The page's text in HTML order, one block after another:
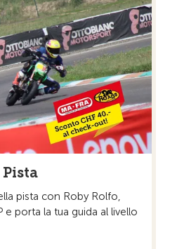
pista con Roby Rolfo,
porta la tua guida al livello